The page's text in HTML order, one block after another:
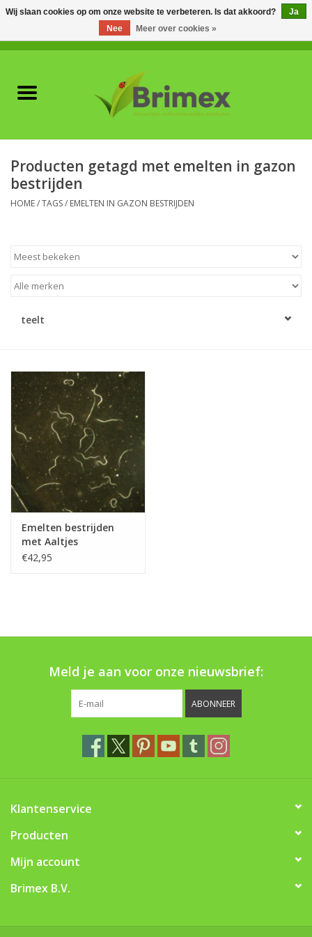
Plagen & Ziekten
Meststoffen en
Bodemverbeteraars
Monitoring
Brimex kaarten
Vallen
Drukspuiten
Onkruid & Reiniging
Zaden
Producten getagd met emelten in gazon
bestrijden
HOME/TAGS/ EMELTEN IN GAZON BESTRIJDEN
teelt
Emelten bestrijden
met Aaltjes
€42,95
Meld je aan voor onze nieuwsbrief:
ABONNEER
Klantenservice
Producten
Mijn account
Brimex B.V.
Wij slaan cookies op om onze website te verbeteren. Is dat akkoord?
Ja
Nee
Meer over cookies »